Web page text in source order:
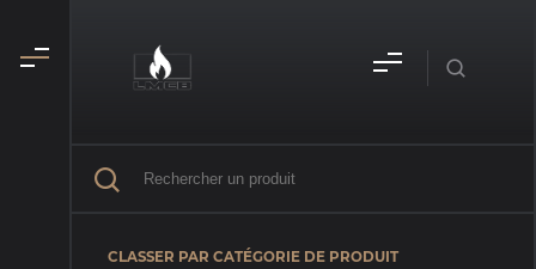
CLASSER PAR CATÉGORIE DE PRODUIT